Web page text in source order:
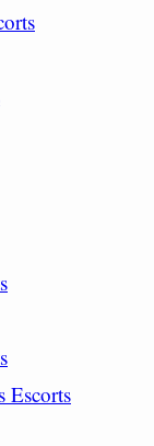
Escorts